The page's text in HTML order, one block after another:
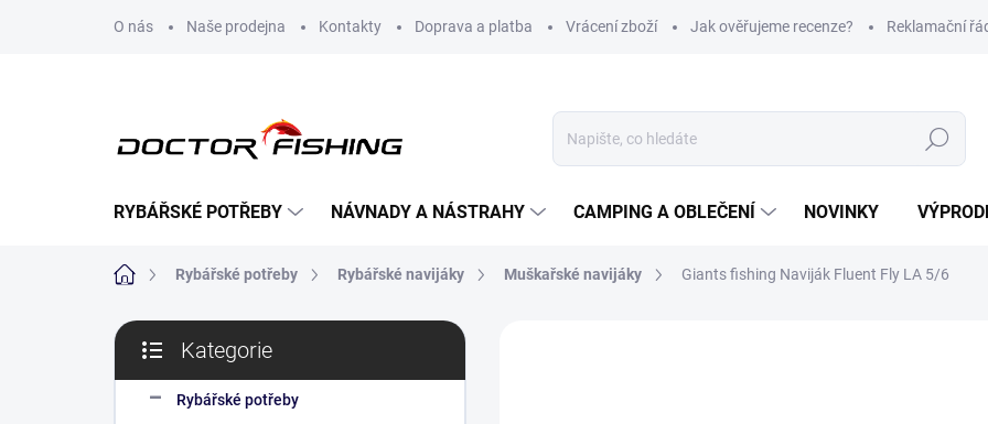
O nás Naše prodejna Kontakty Doprava a platba Vrácení zboží Jak ověřujeme recenze? Reklamační
Hledat
RYBÁŘSKÉ POTŘEBY NÁVNADY A NÁSTRAHY CAMPING A OBLEČENÍ NOVINKY
Domů Rybářské potřeby Rybářské navijáky Muškařské navijáky Giants fishing Naviják Fluent Fly LA 5/6
P
s
kategorie
Kategorie
Rybářské potřeby